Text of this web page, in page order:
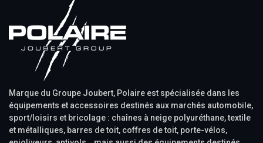
Marque du Groupe Joubert, Polaire est spécialisée dans les
équipements et accessoires destinés aux marchés automobile,
sport/loisirs et bricolage : chaînes à neige polyuréthane, textile
et métalliques, barres de toit, coffres de toit, porte-vélos,